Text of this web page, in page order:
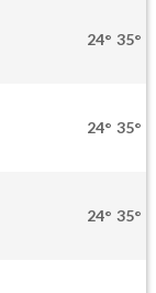
24° 35°
24° 35°
24° 35°